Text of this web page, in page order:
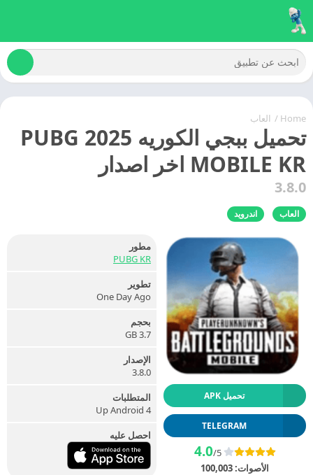
Home
/ العاب
تحميل ببجي الكوريه 2025 PUBG
MOBILE KR اخر اصدار
3.8.0
العاب اندرويد
تحميل APK
TELEGRAM
4.0/5
الأصوات:100,003
مطور
PUBG KR
تطوير
One Day Ago
بحجم
3.7 GB
الإصدار
3.8.0
المتطلبات
Up Android 4
احصل عليه